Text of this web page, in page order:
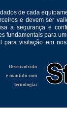
de cada
e devem ser
a segurança e
fundamentais para
visitação em
Desenvolvido
e mantido com
tecnologia: